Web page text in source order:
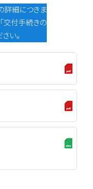
詳細につきま
交付手続きの
い。